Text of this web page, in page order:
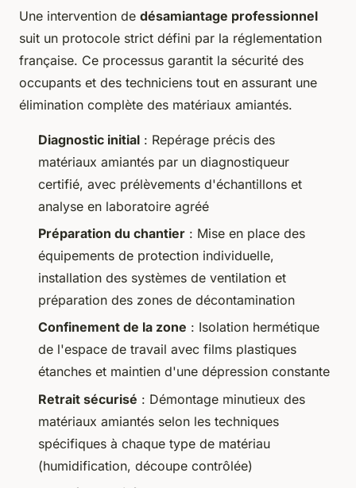
Une intervention de désamiantage professionnel
suit un protocole strict défini par la réglementation
française. Ce processus garantit la sécurité des
occupants et des techniciens tout en assurant une
élimination complète des matériaux amiantés.
Diagnostic initial : Repérage précis des
matériaux amiantés par un diagnostiqueur
certifié, avec prélèvements d'échantillons et
analyse en laboratoire agréé
Préparation du chantier : Mise en place des
équipements de protection individuelle,
installation des systèmes de ventilation et
préparation des zones de décontamination
Confinement de la zone : Isolation hermétique
de l'espace de travail avec films plastiques
étanches et maintien d'une dépression constante
Retrait sécurisé : Démontage minutieux des
matériaux amiantés selon les techniques
spécifiques à chaque type de matériau
(humidification, découpe contrôlée)